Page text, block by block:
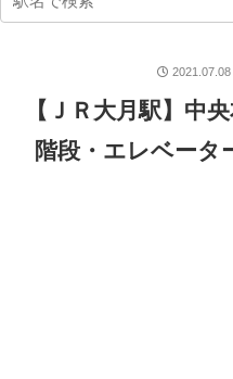
【ＪＲ大月駅】中
階段・エレベータ
2021.07.08